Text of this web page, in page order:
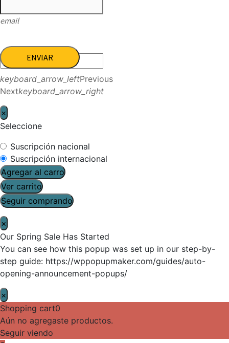
email
ENVIAR
keyboard_arrow_leftPrevious
Nextkeyboard_arrow_right
×
Seleccione
Suscripción nacional
Suscripción internacional
Agregar al carro
Ver carrito
Seguir comprando
×
Our Spring Sale Has Started
You can see how this popup was set up in our step-by-
step guide: https://wppopupmaker.com/guides/auto-
opening-announcement-popups/
×
Shopping cart0
Aún no agregaste productos.
Seguir viendo